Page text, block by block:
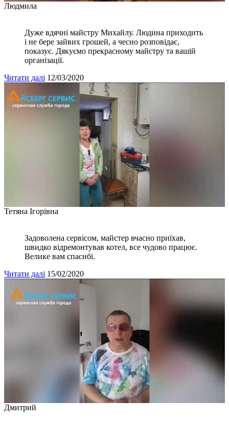
Людмила
Дуже вдячні майстру Михайлу. Людина приходить
і не бере зайвих грошей, а чесно розповідає,
показує. Дякуємо прекрасному майстру та вашій
організації.
Читати далі 12/03/2020
Тетяна Ігорівна
Задоволена сервісом, майстер вчасно приїхав,
швидко відремонтував котел, все чудово працює.
Велике вам спасибі.
Читати далі 15/02/2020
Дмитрий